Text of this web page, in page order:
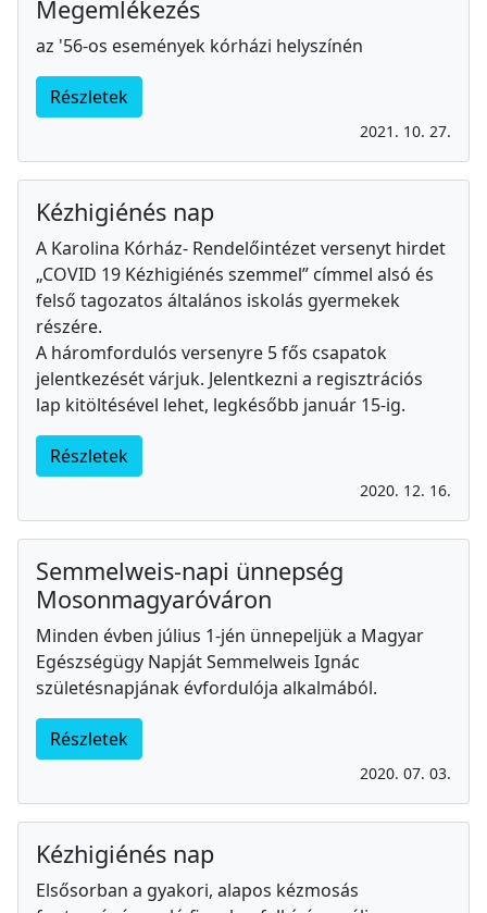
Megemlékezés
az '56-os események kórházi helyszínén
Részletek
2021. 10. 27.
Kézhigiénés nap
A Karolina Kórház- Rendelőintézet versenyt hirdet
„COVID 19 Kézhigiénés szemmel” címmel alsó és
felső tagozatos általános iskolás gyermekek
részére.
A háromfordulós versenyre 5 fős csapatok
jelentkezését várjuk. Jelentkezni a regisztrációs
lap kitöltésével lehet, legkésőbb január 15-ig.
Részletek
2020. 12. 16.
Semmelweis-napi ünnepség
Mosonmagyaróváron
Minden évben július 1-jén ünnepeljük a Magyar
Egészségügy Napját Semmelweis Ignác
születésnapjának évfordulója alkalmából.
Részletek
2020. 07. 03.
Kézhigiénés nap
Elsősorban a gyakori, alapos kézmosás